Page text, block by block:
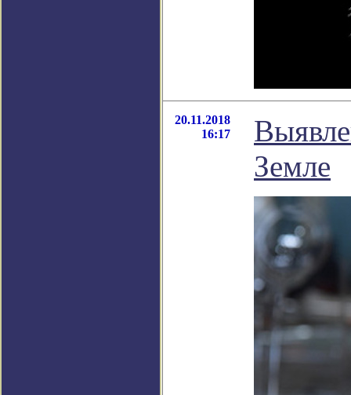
20.11.2018
16:17
Земле